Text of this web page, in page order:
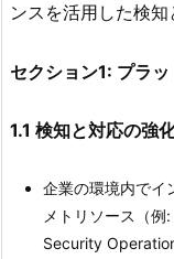
ンスを活用した検知
セクション1: プラ
1.1 検知と対応の強化
企業の環境内でイ
メトリソース（
Security